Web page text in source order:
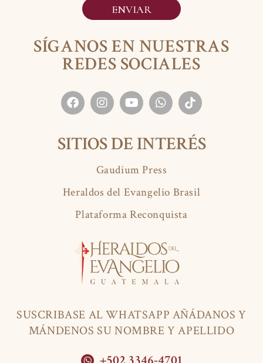
SUSCRIBASE AL WHATSAPP AÑÁDANOS Y
MÁNDENOS SU NOMBRE Y APELLIDO
SÍGANOS EN NUESTRAS
REDES SOCIALES
SITIOS DE INTERÉS
Gaudium Press
Heraldos del Evangelio Brasil
Plataforma Reconquista
ENVIAR